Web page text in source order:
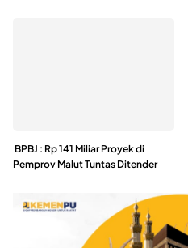
BPBJ : Rp 141 Miliar Proyek di